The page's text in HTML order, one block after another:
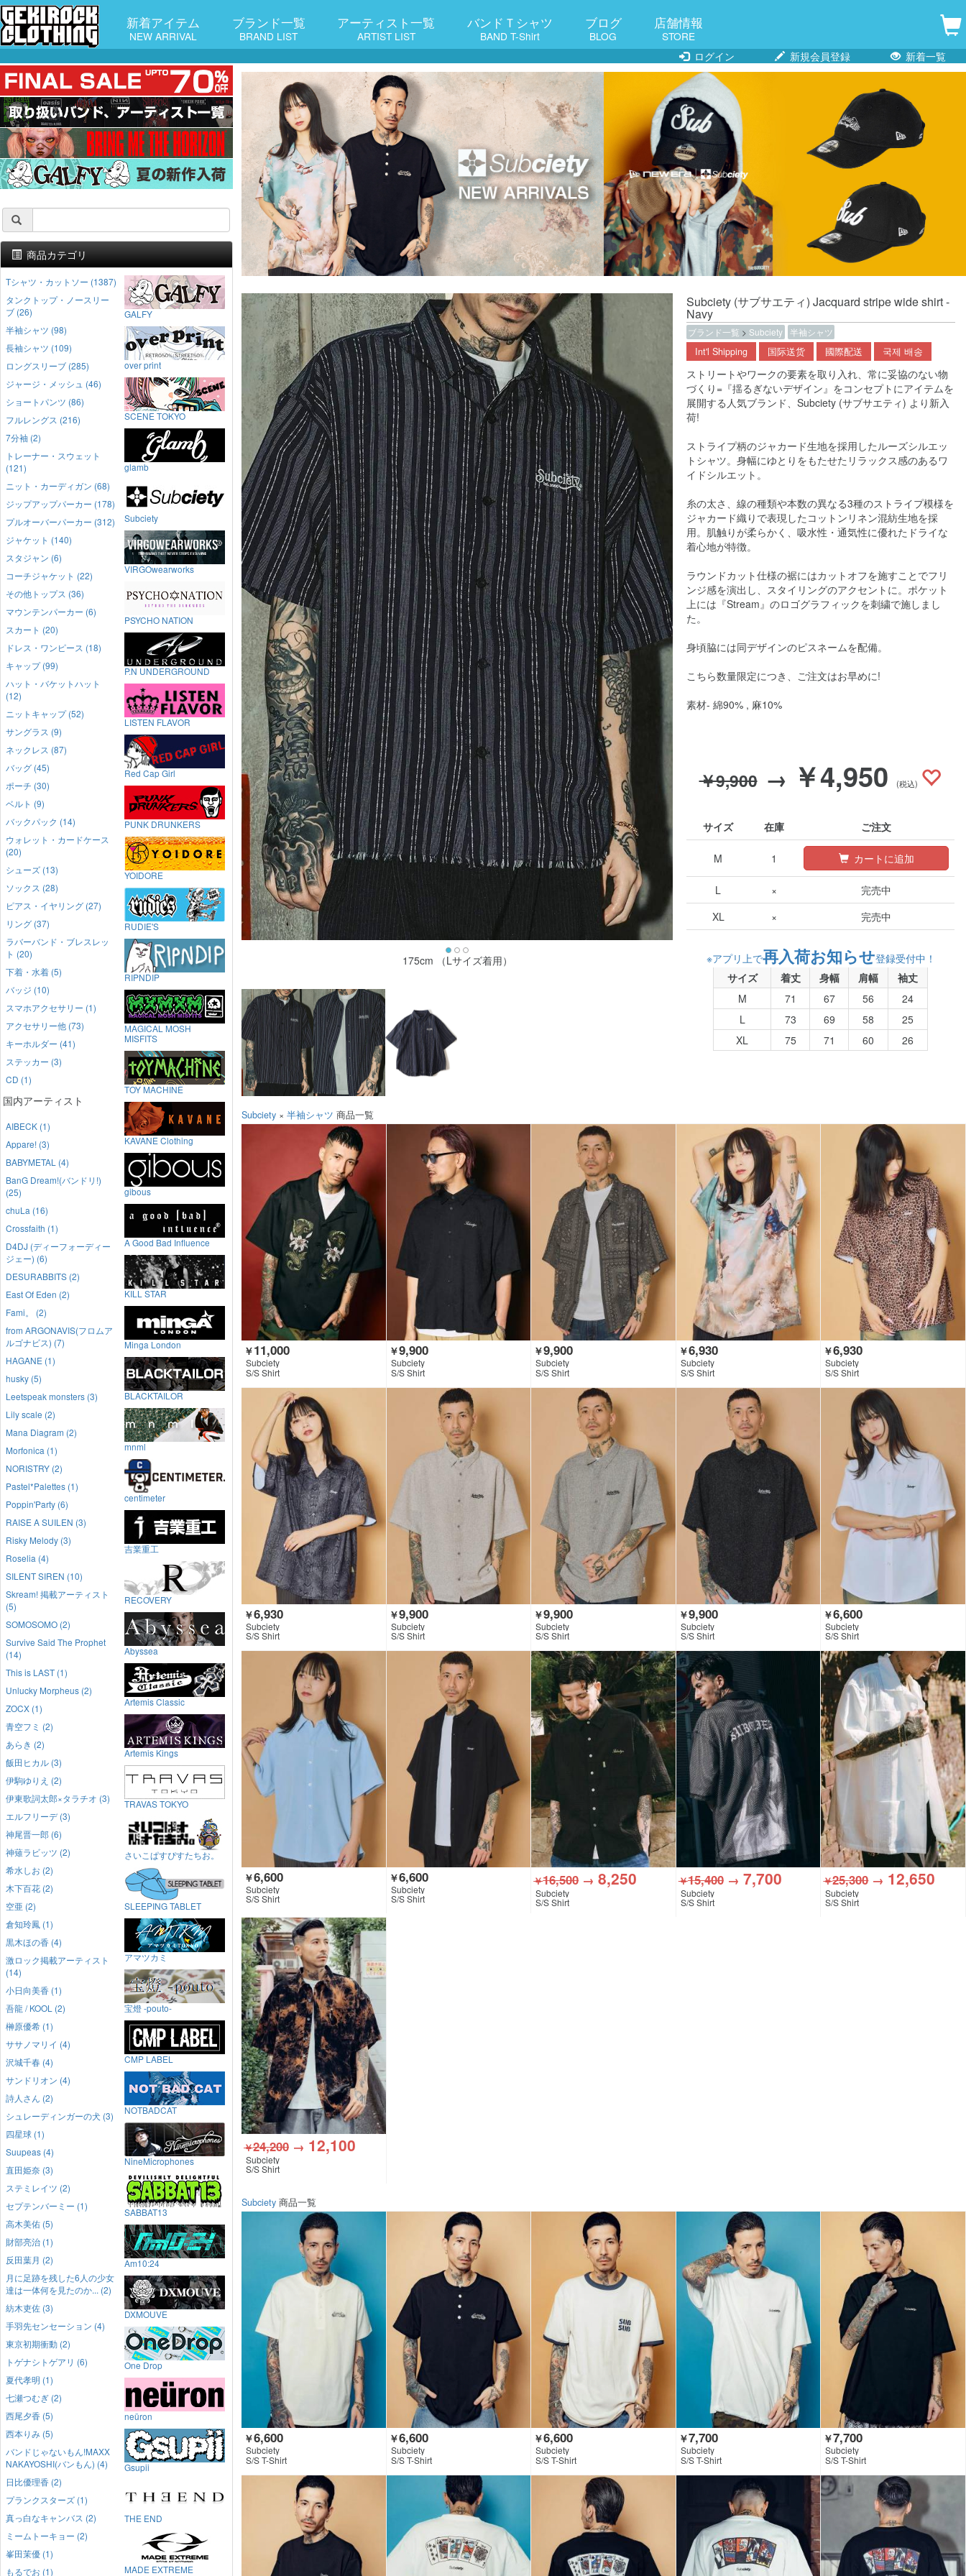
新着アイテム
NEW ARRIVAL
ブランド一覧
BRAND LIST
アーティスト一覧
ARTIST LIST
バンドＴシャツ
BAND T-Shirt
ブログ
BLOG
店舗情報
STORE
ログイン
新規会員登録 新着一覧
175cm （Lサイズ着用）
Subciety (サブサエティ) Jacquard stripe wide shirt -
Navy
ブランド一覧 > Subciety 半袖シャツ
Int'l Shipping 国际送货 國際配送 국제 배송
ストリートやワークの要素を取り入れ、常に妥協のない物
づくり=『揺るぎないデザイン』をコンセプトにアイテムを
展開する人気ブランド、Subciety (サブサエティ) より新入
荷!
ストライプ柄のジャカード生地を採用したルーズシルエッ
トシャツ。身幅にゆとりをもたせたリラックス感のあるワ
イドシルエット。
糸の太さ、線の種類や本数の異なる3種のストライプ模様を
ジャカード織りで表現したコットンリネン混紡生地を採
用。肌触りが柔らかく、吸水性・通気性に優れたドライな
着心地が特徴。
ラウンドカット仕様の裾にはカットオフを施すことでフリ
ンジ感を演出し、スタイリングのアクセントに。ポケット
上には『Stream』のロゴグラフィックを刺繍で施しまし
た。
身頃脇には同デザインのピスネームを配備。
こちら数量限定につき、ご注文はお早めに!
素材- 綿90% , 麻10%
￥9,900 → ￥4,950 (税込)
サイズ 在庫 ご注文
M 1 カートに追加
L ×
完売中
XL
× 完売中
※アプリ上で再入荷お知らせ登録受付中！
サイズ
着丈 身幅 肩幅
袖丈
M
71 67 56
24
L
73 69 58
25
XL
75 71 60 26
Subciety × 半袖シャツ 商品一覧
￥11,000
Subciety
S/S Shirt
￥9,900
Subciety
S/S Shirt
￥9,900
Subciety
S/S Shirt
￥6,930
Subciety
S/S Shirt
￥6,930
Subciety
S/S Shirt
￥6,930
Subciety
S/S Shirt
￥9,900
Subciety
S/S Shirt
￥9,900
Subciety
S/S Shirt
￥9,900
Subciety
S/S Shirt
￥6,600
Subciety
S/S Shirt
￥6,600
Subciety
S/S Shirt
￥6,600
Subciety
S/S Shirt
￥16,500→8,250
Subciety
S/S Shirt
￥15,400→ 7,700
Subciety
S/S Shirt
￥25,300→ 12,650
Subciety
S/S Shirt
￥24,200 → 12,100
Subciety
S/S Shirt
Subciety 商品一覧
￥6,600
Subciety
S/S T-Shirt
￥6,600
Subciety
S/S T-Shirt
￥6,600
Subciety
S/S T-Shirt
￥7,700
Subciety
S/S T-Shirt
￥7,700
Subciety
S/S T-Shirt
商品カテゴリ
Tシャツ・カットソー (1387)
タンクトップ・ノースリー
ブ (26)
半袖シャツ (98)
長袖シャツ (109)
ロングスリーブ (285)
ジャージ・メッシュ (46)
ショートパンツ (86)
フルレングス (216)
7分袖 (2)
トレーナー・スウェット
(121)
ニット・カーディガン (68)
ジップアップパーカー (178)
プルオーバーパーカー (312)
ジャケット (140)
スタジャン (6)
コーチジャケット (22)
その他トップス (36)
マウンテンパーカー (6)
スカート (20)
ドレス・ワンピース (18)
キャップ (99)
ハット・バケットハット
(12)
ニットキャップ (52)
サングラス (9)
ネックレス (87)
バッグ (45)
ポーチ (30)
ベルト (9)
バックパック (14)
ウォレット・カードケース
(20)
シューズ (13)
ソックス (28)
ピアス・イヤリング (27)
リング (37)
ラバーバンド・ブレスレッ
ト (20)
下着・水着 (5)
バッジ (10)
スマホアクセサリー (1)
アクセサリー他 (73)
キーホルダー (41)
ステッカー (3)
CD (1)
国内アーティスト
AIBECK (1)
Appare! (3)
BABYMETAL (4)
BanG Dream!(バンドリ!)
(25)
chuLa (16)
Crossfaith (1)
D4DJ (ディーフォーディー
ジェー) (6)
DESURABBITS (2)
East Of Eden (2)
Fami。 (2)
from ARGONAVIS(フロムア
ルゴナビス) (7)
HAGANE (1)
husky (5)
Leetspeak monsters (3)
Lily scale (2)
Mana Diagram (2)
Morfonica (1)
NORISTRY (2)
Pastel*Palettes (1)
Poppin'Party (6)
RAISE A SUILEN (3)
Risky Melody (3)
Roselia (4)
SILENT SIREN (10)
Skream! 掲載アーティスト
(5)
SOMOSOMO (2)
Survive Said The Prophet
(14)
This is LAST (1)
Unlucky Morpheus (2)
ZOCX (1)
青空フミ (2)
あらき (2)
飯田ヒカル (3)
伊駒ゆりえ (2)
伊東歌詞太郎×タラチオ (3)
エルフリーデ (3)
神尾晋一郎 (6)
神薙ラビッツ (2)
希水しお (2)
木下百花 (2)
空亜 (2)
倉知玲鳳 (1)
黒木ほの香 (4)
激ロック掲載アーティスト
(14)
小日向美香 (1)
吾龍 / KOOL (2)
榊原優希 (1)
ササノマリイ (4)
沢城千春 (4)
サンドリオン (4)
詩人さん (2)
シュレーディンガーの犬 (3)
四星球 (1)
Suupeas (4)
直田姫奈 (3)
ステミレイツ (2)
セプテンバーミー (1)
高木美佑 (5)
財部亮治 (1)
反田葉月 (2)
月に足跡を残した6人の少女
達は一体何を見たのか... (2)
紡木吏佐 (3)
手羽先センセーション (4)
東京初期衝動 (2)
トゲナシトゲアリ (6)
夏代孝明 (1)
七瀬つむぎ (2)
西尾夕香 (5)
西本りみ (5)
バンドじゃないもん!MAXX
NAKAYOSHI(バンもん) (4)
日比優理香 (2)
プランクスターズ (1)
真っ白なキャンバス (2)
ミームトーキョー (2)
峯田茉優 (1)
もるでお (1)
GALFY
over print
SCENE TOKYO
glamb
Subciety
VIRGOwearworks
PSYCHO NATION
P.N UNDERGROUND
LISTEN FLAVOR
Red Cap Girl
PUNK DRUNKERS
YOIDORE
RUDIE'S
RIPNDIP
MAGICAL MOSH
MISFITS
TOY MACHINE
KAVANE Clothing
gibous
A Good Bad Influence
KILL STAR
Minga London
BLACKTAILOR
mnml
centimeter
吉業重工
RECOVERY
Abyssea
Artemis Classic
Artemis Kings
TRAVAS TOKYO
さいこぱすぴすたちお。
SLEEPING TABLET
アマツカミ
宝燈 -pouto-
CMP LABEL
NOTBADCAT
NineMicrophones
SABBAT13
Am10:24
DXMOUVE
One Drop
neüron
Gsupii
THE END
MADE EXTREME